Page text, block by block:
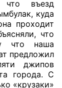
что въезд
куда
проходит
что
что наша
предложил
джипов
города. С
«крузаки»